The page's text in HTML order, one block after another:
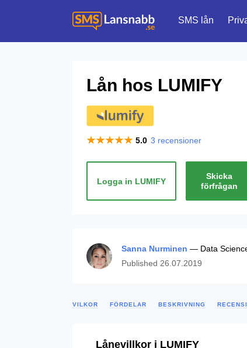
SMS lån
Lån hos LUMIFY
5.0 3 recensioner
Skicka
förfrågan
Logga in LUMIFY
Sanna Nurminen — Data
Published 26.07.2019
VILKOR FÖRDELAR BESKRIVNING
Lånevillkor i LUMIFY